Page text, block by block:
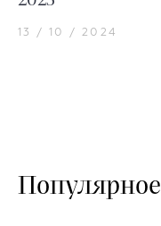
13 / 10 / 2024
Популярное